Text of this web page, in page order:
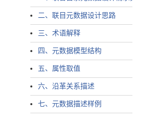
二、联目元数据设计思路
三、术语解释
四、元数据模型结构
五、属性取值
六、沿革关系描述
七、元数据描述样例